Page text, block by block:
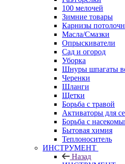
100 мелочей
Зимние товары
Карнизы
Масла/Смазки
Опрыскиватели
Сад и огород
Уборка
Шнуры шпагаты
Черенки
Шланги
Щетки
Борьба с травой
Активаторы для
Борьба с
Бытовая химия
Теплоноситель
ИНСТРУМЕНТ
Назад